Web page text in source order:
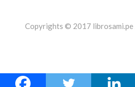
Copyrights © 2017 librosami.pe